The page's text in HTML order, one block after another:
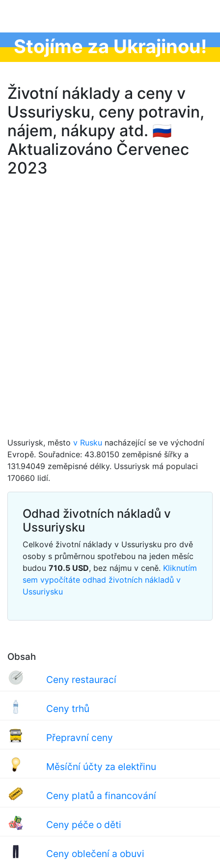
Stojíme za Ukrajinou!
Životní náklady a ceny v
Ussuriysku, ceny potravin,
nájem, nákupy atd. 🇷🇺
Aktualizováno Červenec
2023
Obsah
Ceny restaurací
Ceny trhů
Přepravní ceny
Měsíční účty za elektřinu
Ceny platů a financování
Ceny péče o děti
Ceny oblečení a obuvi
Ussuriysk, město v Rusku nacházející se ve východní
Evropě. Souřadnice: 43.80150 zeměpisné šířky a
131.94049 zeměpisné délky. Ussuriysk má populaci
170660 lidí.
Odhad životních nákladů v
Ussuriysku
Celkové životní náklady v Ussuriysku pro dvě
osoby s průměrnou spotřebou na jeden měsíc
budou 710.5 USD, bez nájmu v ceně. Kliknutím
sem vypočítáte odhad životních nákladů v
Ussuriysku